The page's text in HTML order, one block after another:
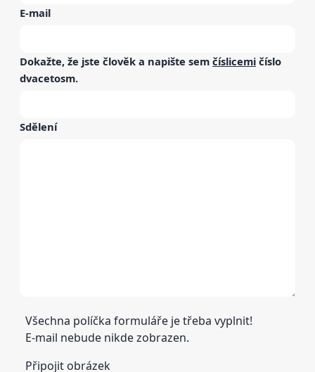
E-mail
Dokažte, že jste člověk a napište sem číslicemi číslo
dvacetosm.
Sdělení
Všechna políčka formuláře je třeba vyplnit!
E-mail nebude nikde zobrazen.
Připojit obrázek